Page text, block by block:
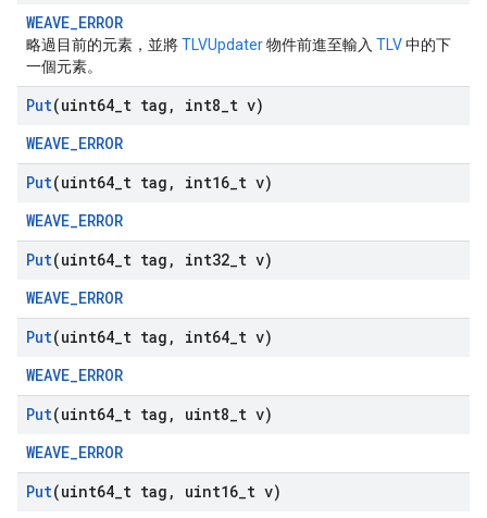
WEAVE_ERROR
略過目前的元素，並將TLVUpdater物件前進至輸入 TLV中的下
一個元素。
Put(uint64 t tag , int8 t v)
WEAVE_ERROR
Put(uint64 t tag , int16 t v)
WEAVE_ERROR
Put(uint64 t tag , int32 t v)
WEAVE_ERROR
Put(uint64 t tag , int64 t v)
WEAVE_ERROR
Put(uint64 t tag , uint8 t v)
WEAVE_ERROR
Put(uint64 t tag , uint16 t v)